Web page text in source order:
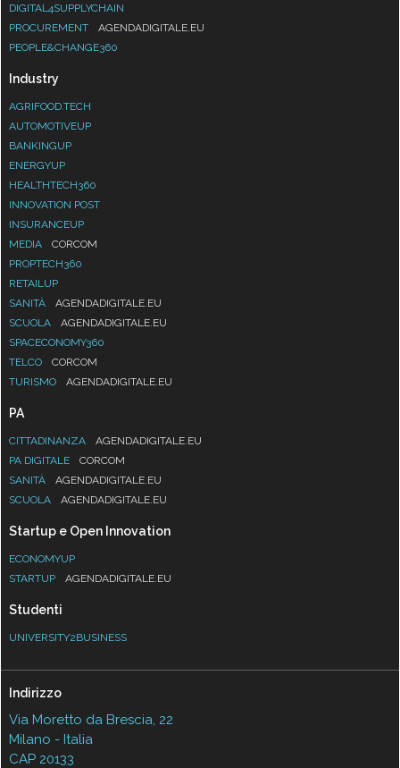
DIGITAL4SUPPLYCHAIN
PROCUREMENT
AGENDADIGITALE.EU
PEOPLE&CHANGE360
Industry
AGRIFOOD.TECH
AUTOMOTIVEUP
BANKINGUP
ENERGYUP
HEALTHTECH360
INNOVATION POST
INSURANCEUP
MEDIA
CORCOM
PROPTECH360
RETAILUP
SANITÀ
AGENDADIGITALE.EU
SCUOLA
AGENDADIGITALE.EU
SPACECONOMY360
TELCO
CORCOM
TURISMO
AGENDADIGITALE.EU
PA
CITTADINANZA
AGENDADIGITALE.EU
PA DIGITALE
CORCOM
SANITÀ
AGENDADIGITALE.EU
SCUOLA
AGENDADIGITALE.EU
Startup e Open Innovation
ECONOMYUP
STARTUP
AGENDADIGITALE.EU
Studenti
UNIVERSITY2BUSINESS
Indirizzo
Via Moretto da Brescia, 22
Milano - Italia
CAP 20133